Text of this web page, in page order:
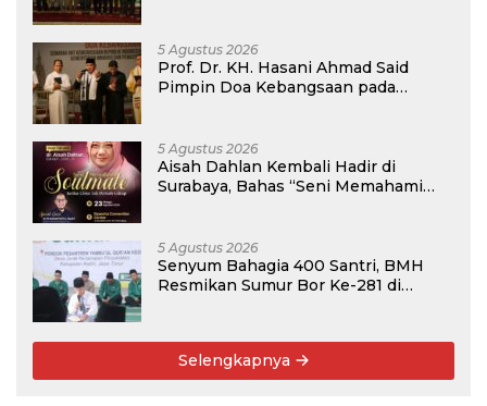
5 Agustus 2026
Prof. Dr. KH. Hasani Ahmad Said
Pimpin Doa Kebangsaan pada
Pemasyarakatan RI
5 Agustus 2026
Aisah Dahlan Kembali Hadir di
Surabaya, Bahas “Seni Memahami
5 Agustus 2026
Senyum Bahagia 400 Santri, BMH
Resmikan Sumur Bor Ke-281 di
Selengkapnya